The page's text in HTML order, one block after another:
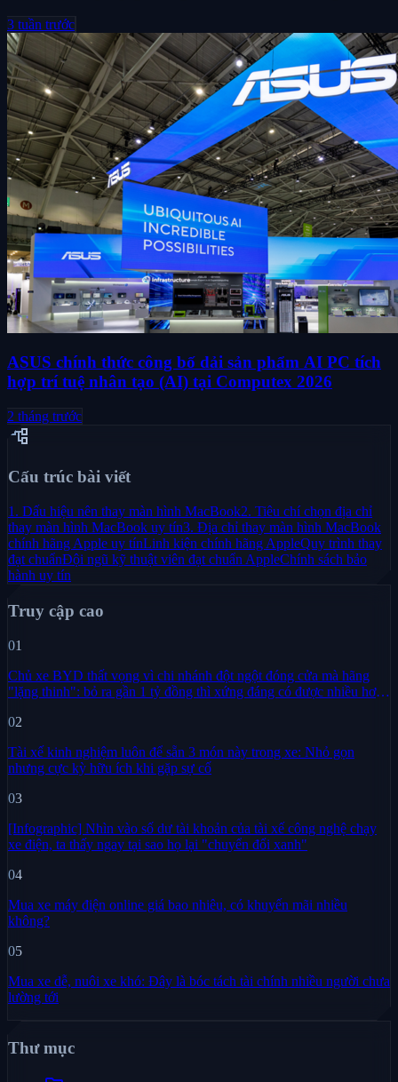
3 tuần trước
ASUS chính thức công bố dải sản phẩm AI PC tích
hợp trí tuệ nhân tạo (AI) tại Computex 2026
2 tháng trước
account_tree
Cấu trúc bài viết
1. Dấu hiệu nên thay màn hình MacBook2. Tiêu chí chọn địa chỉ
thay màn hình MacBook uy tín3. Địa chỉ thay màn hình MacBook
chính hãng Apple uy tínLinh kiện chính hãng AppleQuy trình thay
đạt chuẩnĐội ngũ kỹ thuật viên đạt chuẩn AppleChính sách bảo
hành uy tín
Truy cập cao
01
Chủ xe BYD thất vọng vì chi nhánh đột ngột đóng cửa mà hãng
"lặng thinh": bỏ ra gần 1 tỷ đồng thì xứng đáng có được nhiều hơn
02
Tài xế kinh nghiệm luôn để sẵn 3 món này trong xe: Nhỏ gọn
nhưng cực kỳ hữu ích khi gặp sự cố
03
[Infographic] Nhìn vào số dư tài khoản của tài xế công nghệ chạy
xe điện, ta thấy ngay tại sao họ lại "chuyển đổi xanh"
04
Mua xe máy điện online giá bao nhiêu, có khuyến mãi nhiều
không?
05
Mua xe dễ, nuôi xe khó: Đây là bóc tách tài chính nhiều người chưa
lường tới
Thư mục